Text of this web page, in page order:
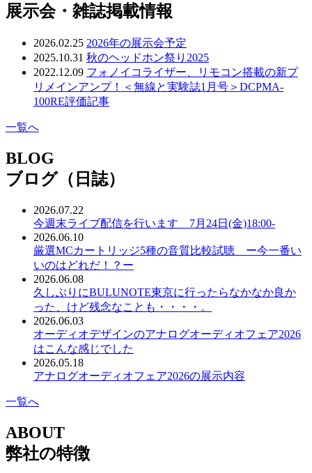
展示会・雑誌掲載情報
2026.02.25 2026年の展示会予定
2025.10.31 秋のヘッドホン祭り2025
2022.12.09 フォノイコライザー、リモコン搭載の新プ
リメインアンプ！＜無線と実験誌1月号＞DCPMA-
100RE評価記事
一覧へ
BLOG
ブログ（日誌）
2026.07.22
今週末ライブ配信を行います 7月24日(金)18:00-
2026.06.10
厳選MCカートリッジ5種の音質比較試聴 ー今一番い
いのはどれだ！？ー
2026.06.08
久しぶりにBULUNOTE東京に行ったらなかなか良か
った、けど残念なことも・・・・。
2026.06.03
オーディオデザインのアナログオーディオフェア2026
はこんな感じでした
2026.05.18
アナログオーディオフェア2026の展示内容
一覧へ
ABOUT
弊社の特徴